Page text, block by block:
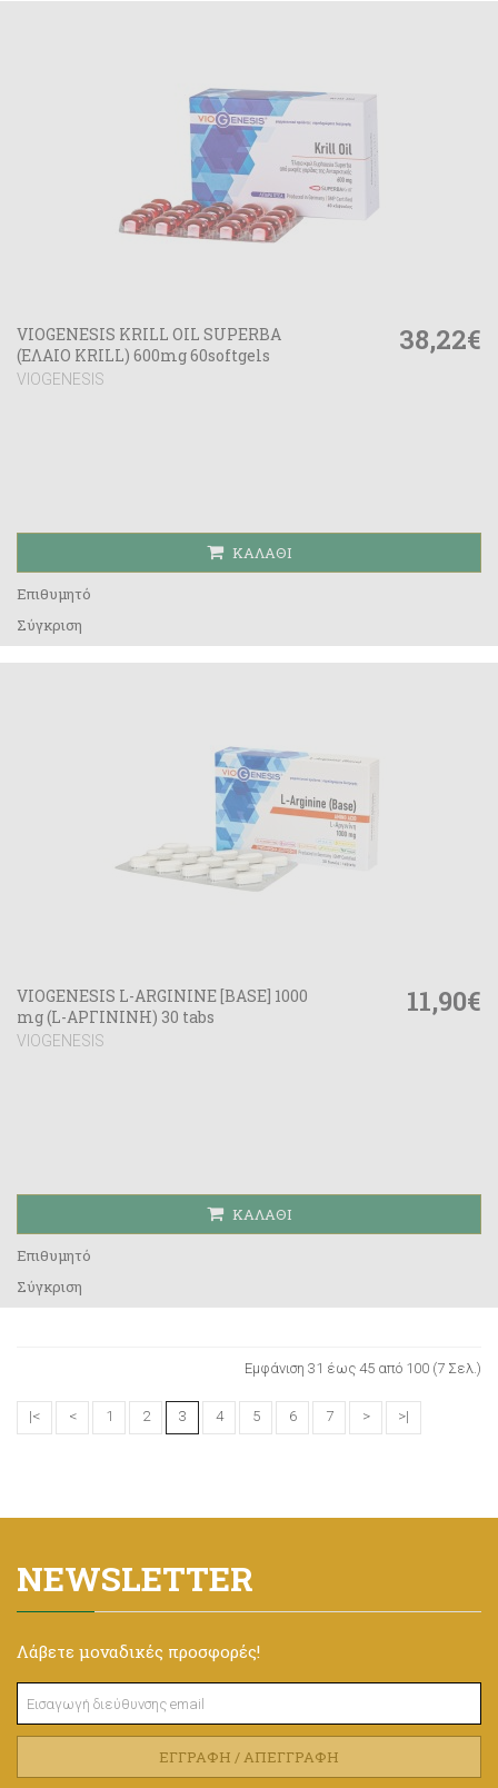
VIOGENESIS KRILL OIL SUPERBA
(ΕΛΑΙΟ KRILL) 600mg 60softgels
VIOGENESIS
38,22€
ΚΑΛΆΘΙ
Επιθυμητό
Σύγκριση
VIOGENESIS L-ARGININE [BASE] 1000
mg (L-ΑΡΓΙΝΙΝΗ) 30 tabs
VIOGENESIS
11,90€
ΚΑΛΆΘΙ
Επιθυμητό
Σύγκριση
Εμφάνιση 31 έως 45 από 100 (7 Σελ.)
|< < 1 2 3 4 5 6 7 > >|
NEWSLETTER
Λάβετε μοναδικές προσφορές!
ΕΓΓΡΑΦΉ / ΑΠΕΓΓΡΑΦΉ